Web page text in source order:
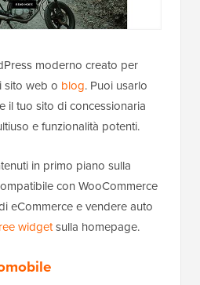
moderno creato per
sito web o blog. Puoi usarlo
il tuo sito di concessionaria
e funzionalità potenti.
in primo piano sulla
con WooCommerce
eCommerce e vendere auto
widgetsulla homepage.